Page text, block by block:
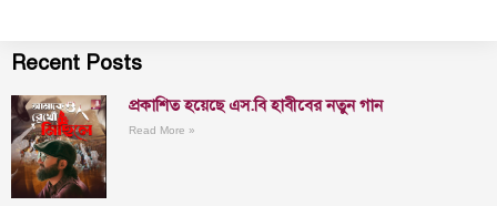
Recent Posts
প্রকাশিত হয়েছে এস.বি হাবীবের নতুন গান
Read More »